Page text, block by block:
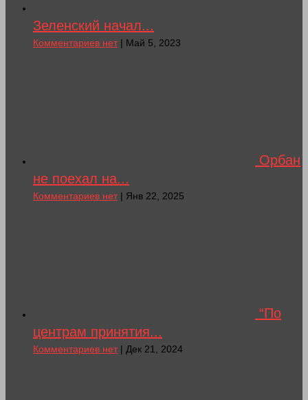
Зеленский начал...
Комментариев нет| Май 5, 2023
Орбан
не поехал на...
Комментариев нет| Янв 22, 2025
“По
центрам принятия...
Комментариев нет| Дек 21, 2024